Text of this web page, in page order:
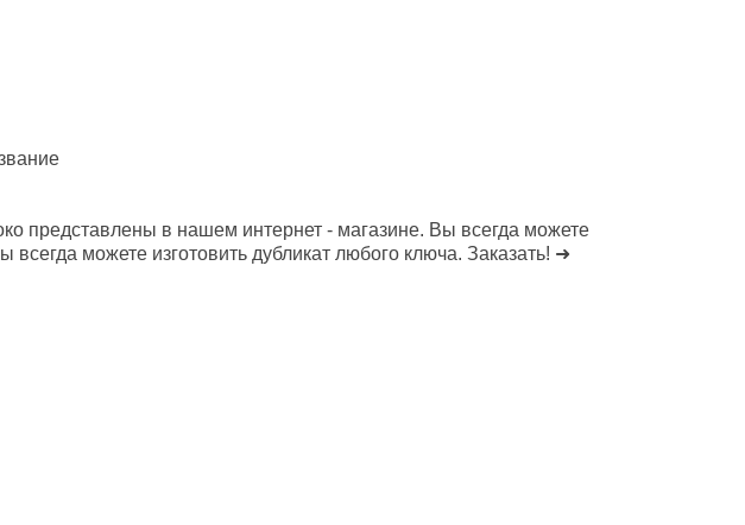
представлены в нашем интернет - магазине. Вы всегда можете
можете изготовить дубликат любого ключа. Заказать! ➜